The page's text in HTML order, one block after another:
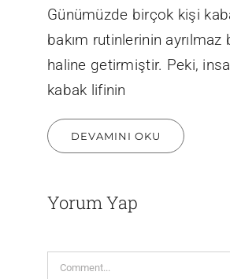
Günümüzde birçok kişi
bakım rutinlerinin ayrılmaz
haline getirmiştir. Peki,
kabak lifinin
DEVAMINI OKU
Yorum Yap
Comment